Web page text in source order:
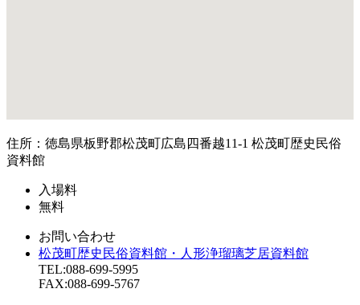
住所：徳島県板野郡松茂町広島四番越11-1 松茂町歴史民俗
資料館
入場料
無料
お問い合わせ
松茂町歴史民俗資料館・人形浄瑠璃芝居資料館
TEL:088-699-5995
FAX:088-699-5767